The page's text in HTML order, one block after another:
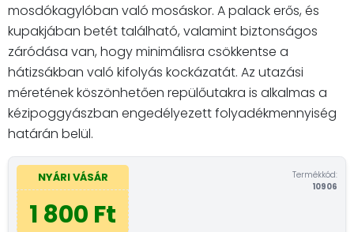
mosdókagylóban való mosáskor. A palack erős, és
kupakjában betét található, valamint biztonságos
záródása van, hogy minimálisra csökkentse a
hátizsákban való kifolyás kockázatát. Az utazási
méretének köszönhetően repülőutakra is alkalmas a
kézipoggyászban engedélyezett folyadékmennyiség
határán belül.
NYÁRI VÁSÁR
1 800 Ft
Termékkód:
10906